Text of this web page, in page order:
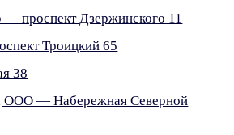
проспект Дзержинского 11
Троицкий 65
38
ООО — Набережная Северной